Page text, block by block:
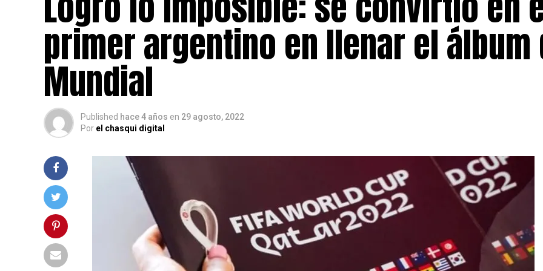
primer argentino en llenar el álbum
Mundial
Published hace 4 años en 29 agosto, 2022
Por el chasqui digital